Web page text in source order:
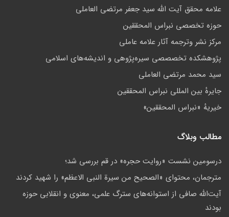
علامه محقق آیت الله سید جعفر مرتضی العاملی
حوزه تخصصی نبراس المحققین
مركز نشر وترجمه آثار علامه عاملی
پژوهشكده تخصصصى سیره‌پژوهی و اندیشه‌های اسلامی
سید محمد مرتضی العاملی
جايرهٔ بین المللی نبراس المحققین
خيريهٔ «نبراس المحققين»
مطالب وبلاگ
درسومین نشست «روایت حجره» در قم بررسی شد؛
مترجمان، محتوای «الصحیح من سیرة النبی الاعظم» را شهید کردند
آیت‌الله صافی از استوانه‌های سترگ علمی، معنوی و انقلابی حوزه‌
بودند